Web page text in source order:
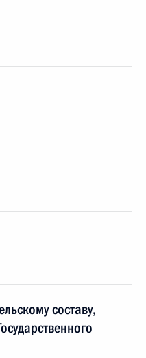
составу,